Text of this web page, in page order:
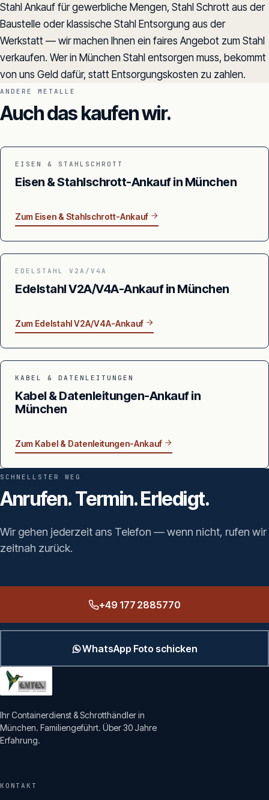
Stahl Ankauf für gewerbliche Mengen, Stahl Schrott aus der
Baustelle oder klassische Stahl Entsorgung aus der
Werkstatt — wir machen Ihnen ein faires Angebot zum Stahl
verkaufen. Wer in München Stahl entsorgen muss, bekommt
von uns Geld dafür, statt Entsorgungskosten zu zahlen.
ANDERE METALLE
Auch das kaufen wir.
EISEN & STAHLSCHROTT
Eisen & Stahlschrott-Ankauf in München
Zum Eisen & Stahlschrott-Ankauf
EDELSTAHL V2A/V4A
Edelstahl V2A/V4A-Ankauf in München
Zum Edelstahl V2A/V4A-Ankauf
KABEL & DATENLEITUNGEN
Kabel & Datenleitungen-Ankauf in
München
Zum Kabel & Datenleitungen-Ankauf
SCHNELLSTER WEG
Anrufen. Termin. Erledigt.
Wir gehen jederzeit ans Telefon — wenn nicht, rufen wir
zeitnah zurück.
+49 177 2885770
WhatsApp Foto schicken
Ihr Containerdienst & Schrotthändler in
München. Familiengeführt. Über 30 Jahre
Erfahrung.
KONTAKT